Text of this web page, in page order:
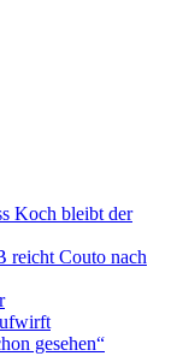
Koch bleibt der
reicht Couto nach
gesehen“